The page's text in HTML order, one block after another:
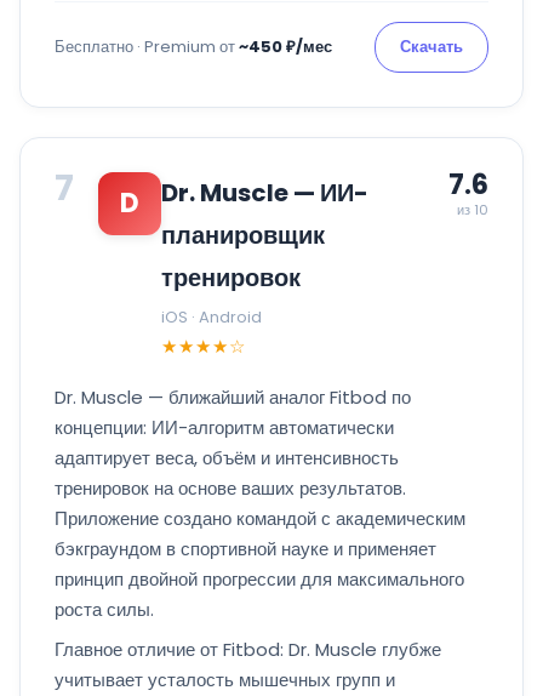
Бесплатно · Premium от~450 ₽/мес Скачать
7 D
Dr. Muscle — ИИ-
планировщик
тренировок
iOS · Android
★★★★☆
7.6
из 10
Dr. Muscle — ближайший аналог Fitbod по
концепции: ИИ-алгоритм автоматически
адаптирует веса, объём и интенсивность
тренировок на основе ваших результатов.
Приложение создано командой с академическим
бэкграундом в спортивной науке и применяет
принцип двойной прогрессии для максимального
роста силы.
Главное отличие от Fitbod: Dr. Muscle глубже
учитывает усталость мышечных групп и